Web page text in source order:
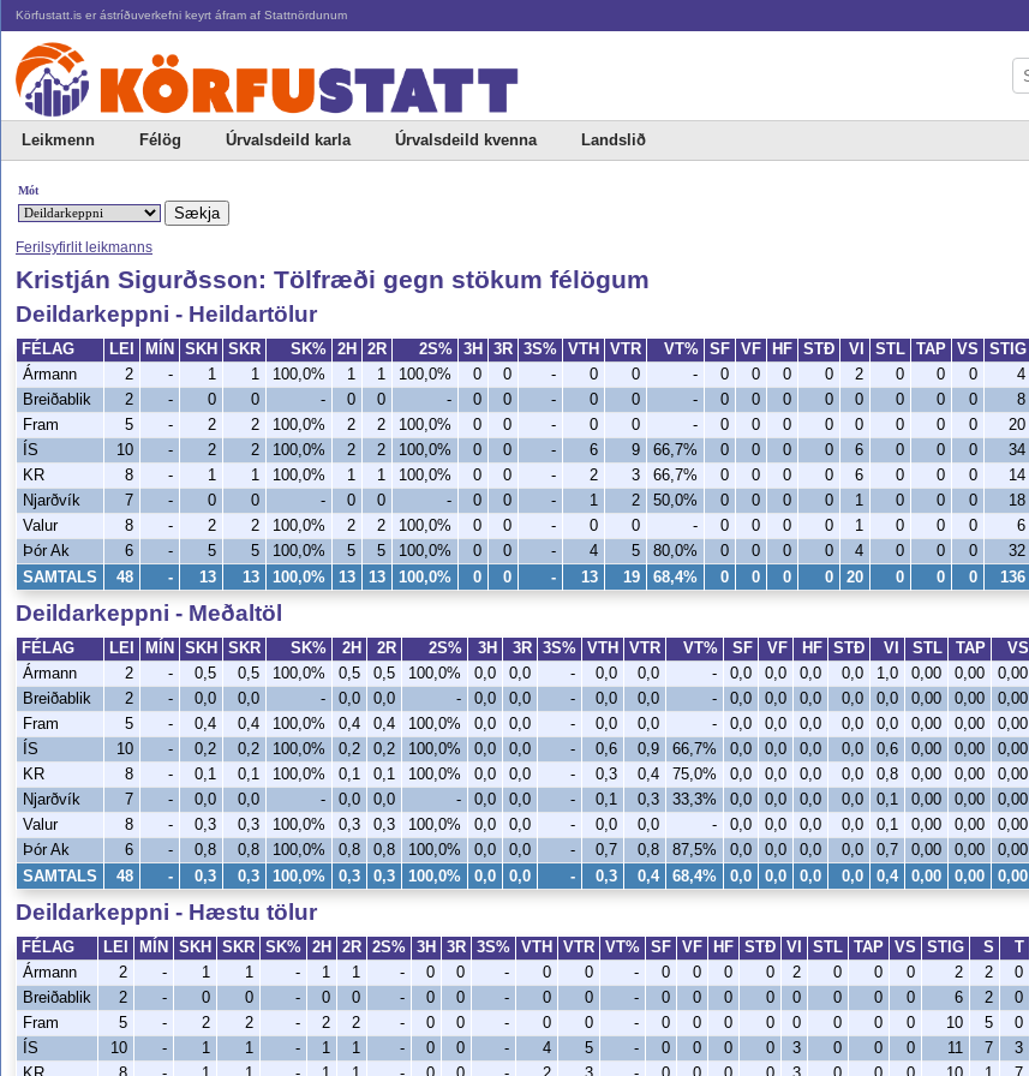
Körfustatt.is er ástríðuverkefni keyrt áfram af Stattnördunum
Leikmenn Félög Úrvalsdeild karla Úrvalsdeild kvenna Landslið
Mót
Ferilsyfirlit leikmanns
Kristján Sigurðsson: Tölfræði gegn stökum félögum
Deildarkeppni - Heildartölur
FÉLAG LEI MÍN SKH SKR SK% 2H 2R 2S% 3H 3R 3S% VTH VTR VT% SF VF HF STÐ VI STL TAP VS STIG
Ármann
2 - 1 1 100,0% 1 1 100,0% 0 0 - 0 0 - 0 0 0 0 2 0 0 0 4
Breiðablik
2 - 0 0 - 0 0 - 0 0 - 0 0 - 0 0 0 0 0 0 0 0 8
Fram
5 - 2 2 100,0% 2 2 100,0% 0 0 - 0 0 - 0 0 0 0 0 0 0 0 20
ÍS
10 - 2 2 100,0% 2 2 100,0% 0 0 - 6 9 66,7% 0 0 0 0 6 0 0 0 34
KR
8 - 1 1 100,0% 1 1 100,0% 0 0 - 2 3 66,7% 0 0 0 0 6 0 0 0 14
Njarðvík
7 - 0 0 - 0 0 - 0 0 - 1 2 50,0% 0 0 0 0 1 0 0 0 18
Valur
8 - 2 2 100,0% 2 2 100,0% 0 0 - 0 0 - 0 0 0 0 1 0 0 0 6
Þór Ak
6 - 5 5 100,0% 5 5 100,0% 0 0 - 4 5 80,0% 0 0 0 0 4 0 0 0 32
SAMTALS 48 - 13 13 100,0% 13 13 100,0% 0 0 - 13 19 68,4% 0 0 0 0 20 0 0 0 136
Deildarkeppni - Meðaltöl
FÉLAG LEI MÍN SKH SKR SK% 2H 2R 2S% 3H 3R 3S% VTH VTR VT% SF VF HF STÐ VI STL TAP VS
Ármann
2 - 0,5 0,5 100,0% 0,5 0,5 100,0% 0,0 0,0 - 0,0 0,0 - 0,0 0,0 0,0 0,0 1,0 0,00 0,00 0,00
Breiðablik
2 - 0,0 0,0 - 0,0 0,0 - 0,0 0,0 - 0,0 0,0 - 0,0 0,0 0,0 0,0 0,0 0,00 0,00 0,00
Fram
5 - 0,4 0,4 100,0% 0,4 0,4 100,0% 0,0 0,0 - 0,0 0,0 - 0,0 0,0 0,0 0,0 0,0 0,00 0,00 0,00
ÍS
10 - 0,2 0,2 100,0% 0,2 0,2 100,0% 0,0 0,0 - 0,6 0,9 66,7% 0,0 0,0 0,0 0,0 0,6 0,00 0,00 0,00
KR
8 - 0,1 0,1 100,0% 0,1 0,1 100,0% 0,0 0,0 - 0,3 0,4 75,0% 0,0 0,0 0,0 0,0 0,8 0,00 0,00 0,00
Njarðvík
7 - 0,0 0,0 - 0,0 0,0 - 0,0 0,0 - 0,1 0,3 33,3% 0,0 0,0 0,0 0,0 0,1 0,00 0,00 0,00
Valur
8 - 0,3 0,3 100,0% 0,3 0,3 100,0% 0,0 0,0 - 0,0 0,0 - 0,0 0,0 0,0 0,0 0,1 0,00 0,00 0,00
Þór Ak
6 - 0,8 0,8 100,0% 0,8 0,8 100,0% 0,0 0,0 - 0,7 0,8 87,5% 0,0 0,0 0,0 0,0 0,7 0,00 0,00 0,00
SAMTALS 48 - 0,3 0,3 100,0% 0,3 0,3 100,0% 0,0 0,0 - 0,3 0,4 68,4% 0,0 0,0 0,0 0,0 0,4 0,00 0,00 0,00
Deildarkeppni - Hæstu tölur
FÉLAG LEI MÍN SKH SKR SK% 2H 2R 2S% 3H 3R 3S% VTH VTR VT% SF VF HF STÐ VI STL TAP VS STIG S T
Ármann
2 - 1 1 - 1 1 - 0 0 - 0 0 - 0 0 0 0 2 0 0 0 2 2 0
Breiðablik
2 - 0 0 - 0 0 - 0 0 - 0 0 - 0 0 0 0 0 0 0 0 6 2 0
Fram
5 - 2 2 - 2 2 - 0 0 - 0 0 - 0 0 0 0 0 0 0 0 10 5 0
ÍS
10 - 1 1 - 1 1 - 0 0 - 4 5 - 0 0 0 0 3 0 0 0 11 7 3